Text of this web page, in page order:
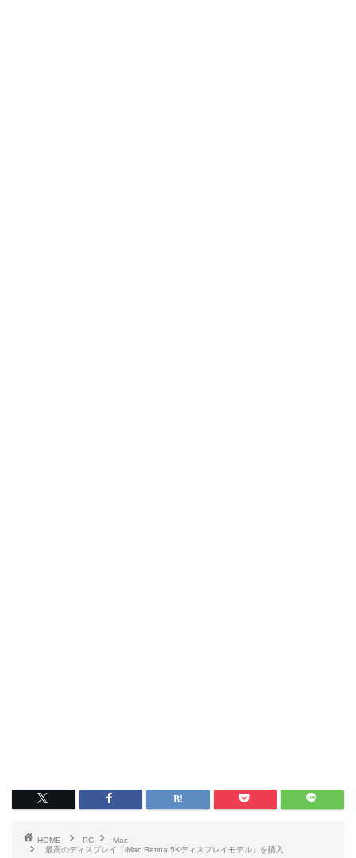
HOME PC
Mac
最高のディスプレイ「iMac Retina 5Kディスプレイモデル」を購入